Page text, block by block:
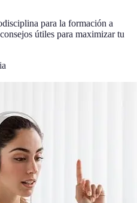
para la formación a
útiles para maximizar tu